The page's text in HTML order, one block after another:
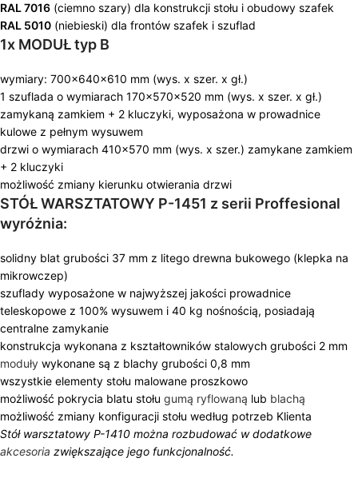
RAL 7016 (ciemno szary) dla konstrukcji stołu i obudowy szafek
RAL 5010 (niebieski) dla frontów szafek i szuflad
1x MODUŁ typ B
wymiary: 700x640x610 mm (wys. x szer. x gł.)
1 szuflada o wymiarach 170x570x520 mm (wys. x szer. x gł.)
zamykaną zamkiem + 2 kluczyki, wyposażona w prowadnice
kulowe z pełnym wysuwem
drzwi o wymiarach 410×570 mm (wys. x szer.) zamykane zamkiem
+ 2 kluczyki
możliwość zmiany kierunku otwierania drzwi
STÓŁ WARSZTATOWY P-1451 z serii Proffesional
wyróżnia:
solidny blat grubości 37 mm z litego drewna bukowego (klepka na
mikrowczep)
szuflady wyposażone w najwyższej jakości prowadnice
teleskopowe z 100% wysuwem i 40 kg nośnością, posiadają
centralne zamykanie
konstrukcja wykonana z kształtowników stalowych grubości 2 mm
moduły wykonane są z blachy grubości 0,8 mm
wszystkie elementy stołu malowane proszkowo
możliwość pokrycia blatu stołu gumą ryflowaną lub blachą
możliwość zmiany konfiguracji stołu według potrzeb Klienta
Stół warsztatowy P-1410 można rozbudować w dodatkowe
akcesoria zwiększające jego funkcjonalność.